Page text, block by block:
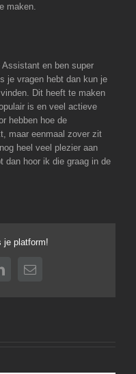
maken.
Assistant en ben super
je vragen hebt dan kun je
Dit heeft te maken
is en veel actieve
hebben hoe de
maar eenmaal zover zit
heel veel plezier aan
dan hoor ik die graag in de
je platform!
E-